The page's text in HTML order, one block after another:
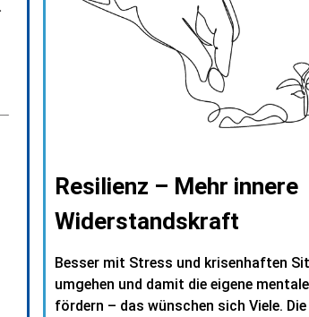
Resilienz – Mehr innere
Widerstandskraft
Besser mit Stress und krisenhaften
umgehen und damit die eigene
fördern – das wünschen sich Viele.